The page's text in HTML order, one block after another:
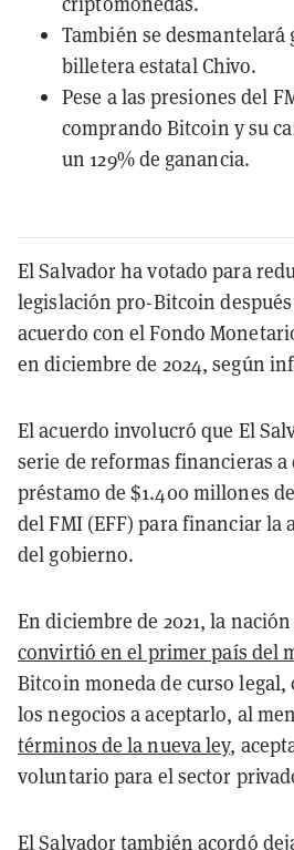
También se
billetera estatal Chivo.
Pese a las presiones del
comprando Bitcoin y su
un 129% de ganancia.
El Salvador ha votado para
legislación pro-Bitcoin
acuerdo con el Fondo
en diciembre de 2024, según
El acuerdo involucró que El
serie de reformas financieras a
préstamo de $1.400 millones
del FMI (EFF) para financiar la
del gobierno.
En diciembre de 2021, la
convirtió en el primer país del
Bitcoin moneda de curso
los negocios a aceptarlo, al
términos de la nueva ley,
voluntario para el sector
El Salvador también acordó